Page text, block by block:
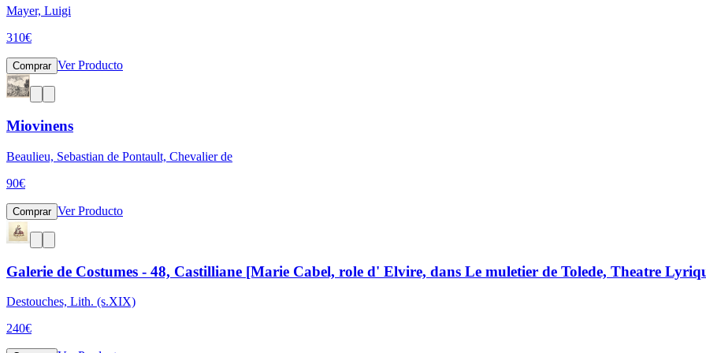
Mayer, Luigi
310€
Comprar Ver Producto
Miovinens
Beaulieu, Sebastian de Pontault, Chevalier de
90€
Comprar Ver Producto
Galerie de Costumes - 48, Castilliane [Marie Cabel, role d' Elvire, dans Le muletier de Tolede, Theatre
Destouches, Lith. (s.XIX)
240€